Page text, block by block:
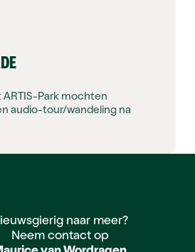
ARTIS-Park mochten
audio-tour/wandeling na
naar meer?
Neem contact op